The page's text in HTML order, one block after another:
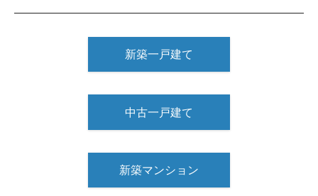
新築一戸建て
中古一戸建て
新築マンション